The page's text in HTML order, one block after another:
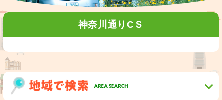
神奈川通りCＳ